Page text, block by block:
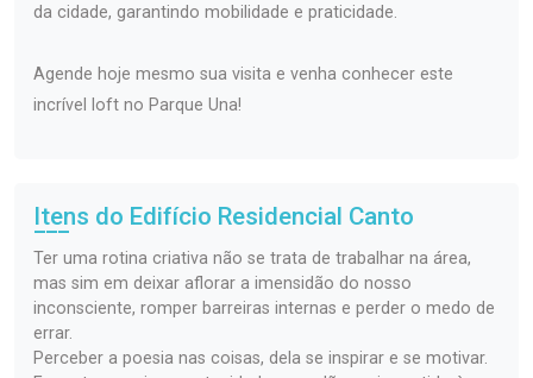
da cidade, garantindo mobilidade e praticidade.
Agende hoje mesmo sua visita e venha conhecer este
incrível loft no Parque Una!
Itens do Edifício Residencial Canto
Ter uma rotina criativa não se trata de trabalhar na área,
mas sim em deixar aflorar a imensidão do nosso
inconsciente, romper barreiras internas e perder o medo de
errar.
Perceber a poesia nas coisas, dela se inspirar e se motivar.